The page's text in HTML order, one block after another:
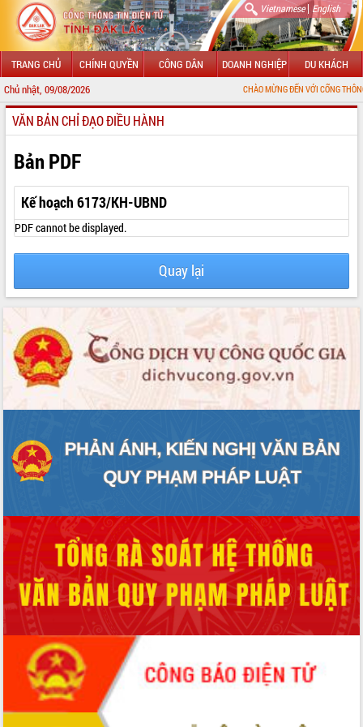
Vietnamese| English
TRANG CHỦ CHÍNH QUYỀN CÔNG DÂN DOANH NGHIỆP DU KHÁCH
Chủ nhật, 09/08/2026 CHÀO MỪNG ĐẾN VỚI CỔNG THÔNG TIN ĐIỆN
GIỚI THIỆU
LÃNH ĐẠO UBND TỈNH
TIN TỨC SỰ KIỆN
SỞ, BAN, NGÀNH
UBND CÁC XÃ, PHƯỜNG
THÔNG TIN CHỈ ĐẠO ĐIỀU HÀNH
VĂN BẢN HĐND TỈNH
ĐIỂM TIN VĂN BẢN
VĂN BẢN CHỈ ĐẠO ĐIỀU HÀNH
Bản PDF
Kế hoạch 6173/KH-UBND
PDF cannot be displayed.
Quay lại